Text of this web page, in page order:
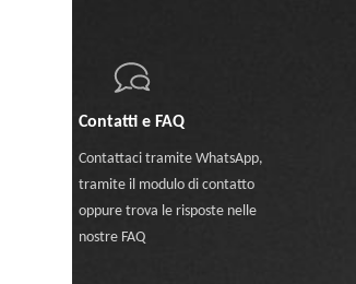
Contatti e FAQ
Contattaci tramite WhatsApp,
tramite il modulo di contatto
oppure trova le risposte nelle
nostre FAQ